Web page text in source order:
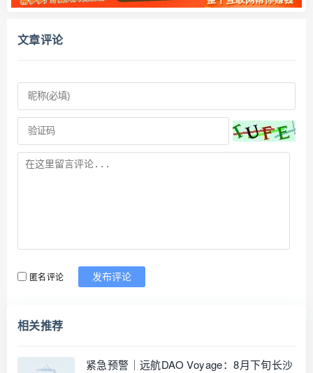
文章评论
匿名评论 发布评论
相关推荐
紧急预警｜远航DAO Voyage：8月下旬长沙